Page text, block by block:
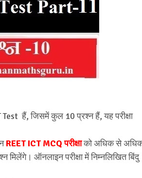
हैं, जिसमें कुल 10 प्रश्न हैं, यह परीक्षा
REET ICT MCQ परीक्षाको अधिक से
मिलेंगे। ऑनलाइन परीक्षा में निम्नलिखित बिंदु